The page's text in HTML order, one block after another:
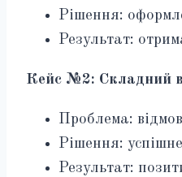
Рішення:
Результат:
Кейс №2: Складний
Проблема:
Рішення:
Результат: